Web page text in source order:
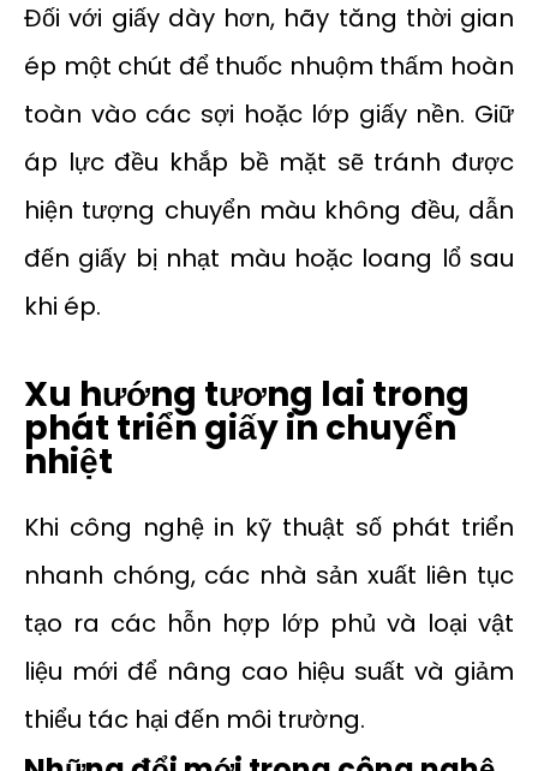
Đối với giấy dày hơn, hãy tăng thời gian
ép một chút để thuốc nhuộm thấm hoàn
toàn vào các sợi hoặc lớp giấy nền. Giữ
áp lực đều khắp bề mặt sẽ tránh được
hiện tượng chuyển màu không đều, dẫn
đến giấy bị nhạt màu hoặc loang lổ sau
khi ép.
Xu hướng tương lai trong
phát triển giấy in chuyển
nhiệt
Khi công nghệ in kỹ thuật số phát triển
nhanh chóng, các nhà sản xuất liên tục
tạo ra các hỗn hợp lớp phủ và loại vật
liệu mới để nâng cao hiệu suất và giảm
thiểu tác hại đến môi trường.